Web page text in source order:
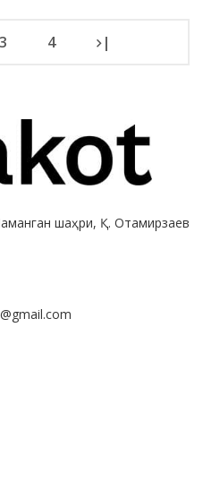
3 4 |
шаҳри, Қ. Отамирзаев